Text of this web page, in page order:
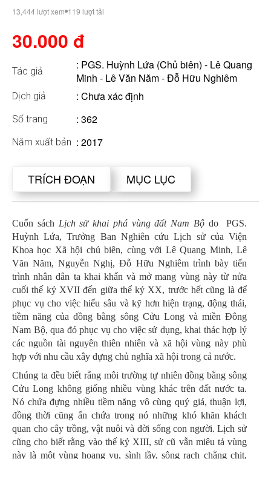
13,444 lượt xem 119 lượt tải
30.000 đ
Tác giả : PGS. Huỳnh Lứa (Chủ biên) - Lê Quang
Minh - Lê Văn Năm - Đỗ Hữu Nghiêm
Dịch giả : Chưa xác định
Số trang : 362
Năm xuất bản : 2017
TRÍCH ĐOẠN MỤC LỤC
Cuốn sách Lịch sử khai phá vùng đất Nam Bộdo PGS.
Huỳnh Lứa, Trưởng Ban Nghiên cứu Lịch sử của Viện
Khoa học Xã hội chủ biên, cùng với Lê Quang Minh, Lê
Văn Năm, Nguyễn Nghị, Đỗ Hữu Nghiêm trình bày tiến
trình nhân dân ta khai khẩn và mở mang vùng này từ nửa
cuối thế kỷ XVII đến giữa thế kỷ XX, trước hết cũng là để
phục vụ cho việc hiểu sâu và kỹ hơn hiện trạng, động thái,
tiềm năng của đồng bằng sông Cửu Long và miền Đông
Nam Bộ, qua đó phục vụ cho việc sử dụng, khai thác hợp lý
các nguồn tài nguyên thiên nhiên và xã hội vùng này phù
hợp với nhu cầu xây dựng chủ nghĩa xã hội trong cả nước.
Chúng ta đều biết rằng môi trường tự nhiên đồng bằng sông
Cửu Long không giống nhiều vùng khác trên đất nước ta.
Nó chứa đựng nhiều tiềm năng vô cùng quý giá, thuận lợi,
đồng thời cũng ẩn chứa trong nó những khó khăn khách
quan cho cây trồng, vật nuôi và đời sống con người. Lịch sử
cũng cho biết rằng vào thế kỷ XIII, sử cũ vẫn miêu tả vùng
này là một vùng hoang vu, sình lầy, sông rạch chằng chịt,